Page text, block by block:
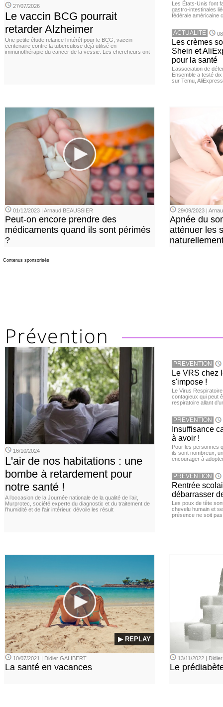
27/07/2026
Le vaccin BCG pourrait
retarder Alzheimer
Une petite étude relance l’intérêt pour le BCG, vaccin
centenaire contre la tuberculose déjà utilisé en
immunothérapie du cancer de la vessie. Les chercheurs ont
Les États-Unis font
gastro-intestinales
fédérale américaine
ACTUALITE
Les crèmes
Shein et
pour la santé
L’association de
Ensemble a testé
sur Temu,
01/12/2023 | Arnaud BEAUSSIER
Peut-on encore prendre des
médicaments quand ils sont périmés
?
29/09/2023 |
Apnée du
atténuer les
Contenus sponsorisés
16/10/2024
L'air de nos habitations : une
bombe à retardement pour
notre santé !
A l’occasion de la Journée nationale de la qualité de l’air,
Murprotec, société experte du diagnostic et du traitement de
l’humidité et de l’air intérieur, dévoile les résult
PREVENTION
Le VRS chez
s'impose !
Le Virus
contagieux qui peut
respiratoire allant
PREVENTION
Insuffisance
à avoir !
Pour les personnes
ils sont nombreux,
encourager à
PREVENTION
Rentrée
débarrasser
Les poux de tête
chevelu humain et
présence ne soit
▶ REPLAY
10/07/2021 | Didier GALIBERT
La santé en vacances
13/11/2022 |
Le